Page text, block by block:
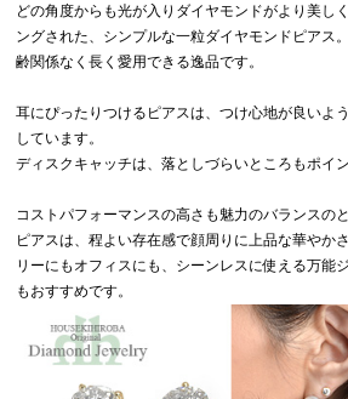
どの角度からも光が入りダイヤモンドがより美し
ングされた、シンプルな一粒ダイヤモンドピアス
齢関係なく長く愛用できる逸品です。
耳にぴったりつけるピアスは、つけ心地が良いよ
しています。
ディスクキャッチは、落としづらいところもポイン
コストパフォーマンスの高さも魅力のバランスの
ピアスは、程よい存在感で顔周りに上品な華やか
リーにもオフィスにも、シーンレスに使える万能
もおすすめです。